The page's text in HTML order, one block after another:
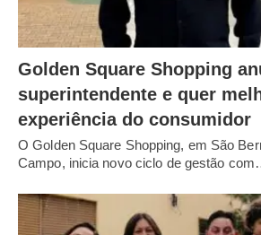
Golden Square Shopping
superintendente e quer
experiência do consumidor
O Golden Square Shopping, em São
Campo, inicia novo ciclo de gestão